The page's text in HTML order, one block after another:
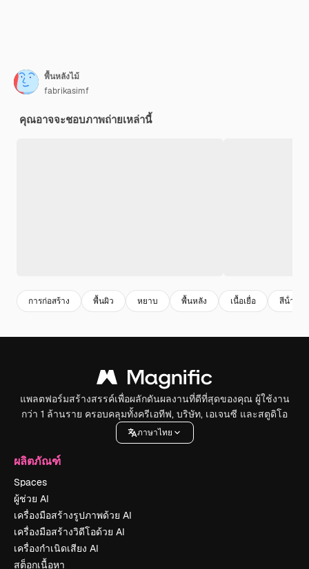
พื้นหลังไม้
fabrikasimf
คุณอาจจะชอบภาพถ่ายเหล่านี้
การก่อสร้าง พื้นผิว หยาบ พื้นหลัง เนื้อเยื่อ สีน้ําตาล
แพลตฟอร์มสร้างสรรค์เพื่อผลักดันผลงานที่ดีที่สุดของคุณ ผู้ใช้งาน
กว่า 1 ล้านราย ครอบคลุมทั้งครีเอทีฟ, บริษัท, เอเจนซี และสตูดิโอ
ภาษาไทย
ผลิตภัณฑ์
Spaces
ผู้ช่วย AI
เครื่องมือสร้างรูปภาพด้วย AI
เครื่องมือสร้างวิดีโอด้วย AI
เครื่องกำเนิดเสียง AI
สต็อกเนื้อหา